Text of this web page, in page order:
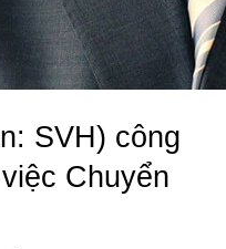
SVH) công
Chuyển